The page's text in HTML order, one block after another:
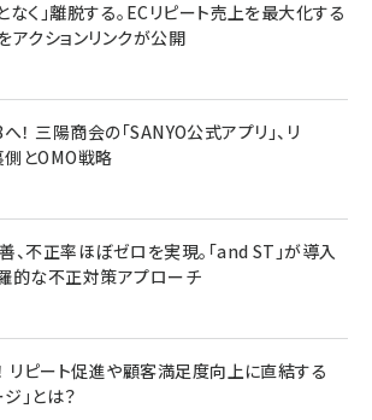
く」離脱する。ECリピート売上を最大化する
アクションリンクが公開
三陽商会の「SANYO公式アプリ」、リ
側とOMO戦略
不正率ほぼゼロを実現。「and ST」が導入
的な不正対策アプローチ
リピート促進や顧客満足度向上に直結する
」とは？